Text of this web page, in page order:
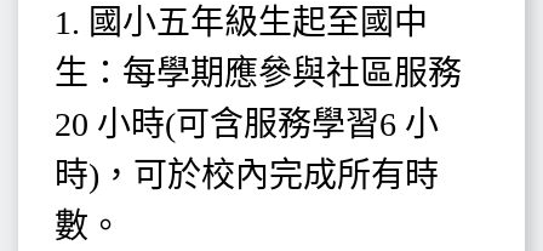
1. 國小五年級生起至國中
生：每學期應參與社區服務
20 小時(可含服務學習6 小
時)，可於校內完成所有時
數。